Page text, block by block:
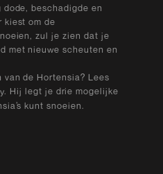
beschadigde en
kiest om de
zul je zien dat je
met nieuwe scheuten en
de Hortensia? Lees
Hij legt je drie mogelijke
kunt snoeien.